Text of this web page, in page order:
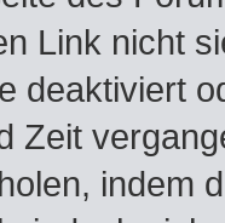
Link nicht
deaktiviert
Zeit
indem